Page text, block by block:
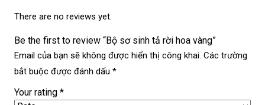
There are no reviews yet.
Be the first to review “Bộ sơ sinh tả rời hoa vàng”
Email của bạn sẽ không được hiển thị công khai. Các trường
bắt buộc được đánh dấu *
Your rating *